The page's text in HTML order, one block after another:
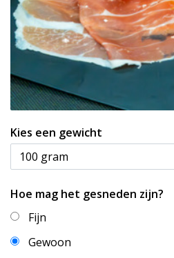
Kies een gewicht
Hoe mag het gesneden zijn?
Fijn
Gewoon